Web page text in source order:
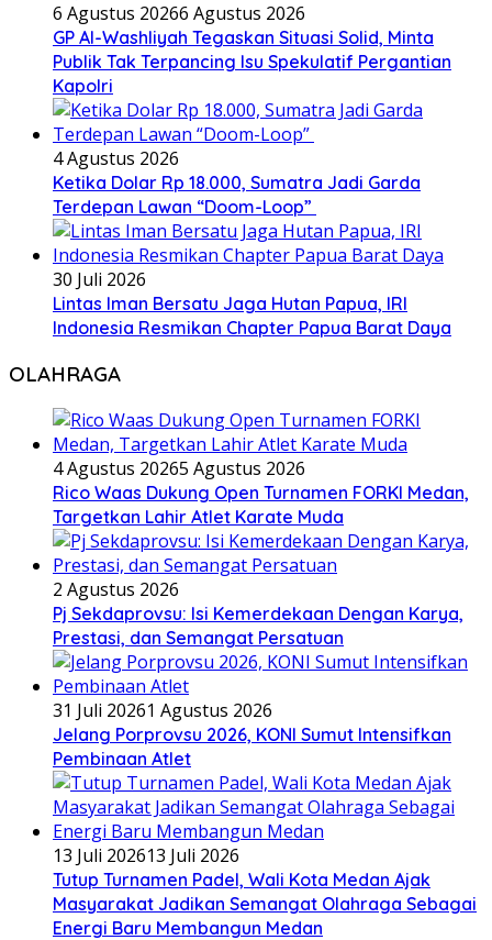
6 Agustus 20266 Agustus 2026
GP Al-Washliyah Tegaskan Situasi Solid, Minta
Publik Tak Terpancing Isu Spekulatif Pergantian
Kapolri
4 Agustus 2026
Ketika Dolar Rp 18.000, Sumatra Jadi Garda
Terdepan Lawan “Doom-Loop”
30 Juli 2026
Lintas Iman Bersatu Jaga Hutan Papua, IRI
Indonesia Resmikan Chapter Papua Barat Daya
OLAHRAGA
4 Agustus 20265 Agustus 2026
Rico Waas Dukung Open Turnamen FORKI Medan,
Targetkan Lahir Atlet Karate Muda
2 Agustus 2026
Pj Sekdaprovsu: Isi Kemerdekaan Dengan Karya,
Prestasi, dan Semangat Persatuan
31 Juli 20261 Agustus 2026
Jelang Porprovsu 2026, KONI Sumut Intensifkan
Pembinaan Atlet
13 Juli 202613 Juli 2026
Tutup Turnamen Padel, Wali Kota Medan Ajak
Masyarakat Jadikan Semangat Olahraga Sebagai
Energi Baru Membangun Medan